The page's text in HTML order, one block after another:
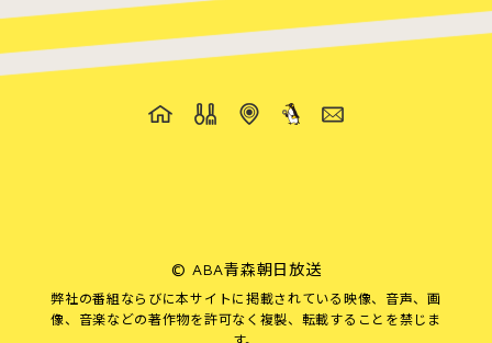
©ABA青森朝日放送
弊社の番組ならびに本サイトに掲載されている映像、音声、画
像、音楽などの著作物を許可なく複製、転載することを禁じま